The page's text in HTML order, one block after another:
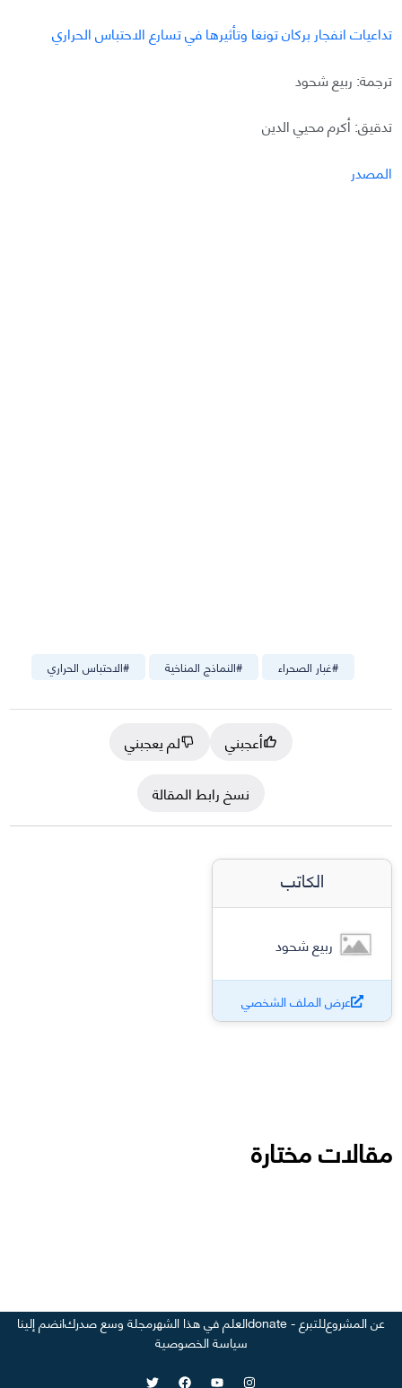
تداعيات انفجار بركان تونغا وتأثيرها في تسارع الاحتباس الحراري
ترجمة: ربيع شحود
تدقيق: أكرم محيي الدين
المصدر
#الاحتباس الحراري #النماذج المناخية #غبار الصحراء
أعجبني
لم يعجبني
نسخ رابط المقالة
الكاتب
ربيع شحود
عرض الملف الشخصي
مقالات مختارة
عن المشروعللتبرع - donate العلم في هذا الشهرمجلة وسع صدركانضم إلينا
سياسة الخصوصية